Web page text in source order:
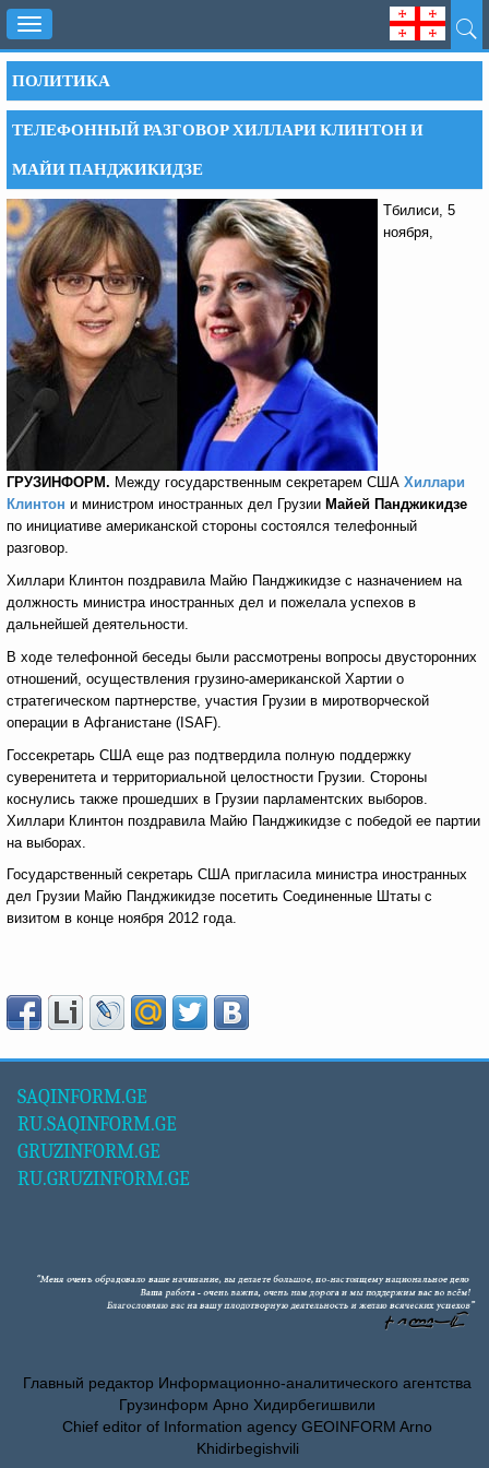
Toggle
navigation
ПОЛИТИКА
ТЕЛЕФОННЫЙ РАЗГОВОР ХИЛЛАРИ КЛИНТОН И
МАЙИ ПАНДЖИКИДЗЕ
Тбилиси, 5
ноября,
ГРУЗИНФОРМ. Между государственным секретарем США Хиллари
Клинтон и министром иностранных дел Грузии Майей Панджикидзе
по инициативе американской стороны состоялся телефонный
разговор.
Хиллари Клинтон поздравила Майю Панджикидзе с назначением на
должность министра иностранных дел и пожелала успехов в
дальнейшей деятельности.
В ходе телефонной беседы были рассмотрены вопросы двусторонних
отношений, осуществления грузино-американской Хартии о
стратегическом партнерстве, участия Грузии в миротворческой
операции в Афганистане (ISAF).
Госсекретарь США еще раз подтвердила полную поддержку
суверенитета и территориальной целостности Грузии. Стороны
коснулись также прошедших в Грузии парламентских выборов.
Хиллари Клинтон поздравила Майю Панджикидзе с победой ее партии
на выборах.
Государственный секретарь США пригласила министра иностранных
дел Грузии Майю Панджикидзе посетить Соединенные Штаты с
визитом в конце ноября 2012 года.
SAQINFORM.GE
RU.SAQINFORM.GE
GRUZINFORM.GE
RU.GRUZINFORM.GE
Главный редактор Информационно-аналитического агентства
Грузинформ Арно Хидирбегишвили
Chief editor of Information agency GEOINFORM Arno
Khidirbegishvili